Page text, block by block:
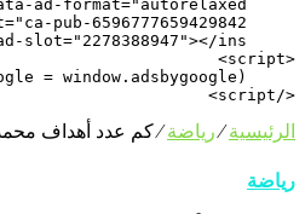
</script>
الرئيسية⁄رياضة⁄كم عدد أهداف
رياضة